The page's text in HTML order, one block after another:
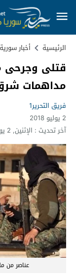
الرئيسية أخبار سورية
قتلى وجرحى
مداهمات
فريق التحرير1
2 يوليو 2018
آخر تحديث : الإثنين, 2 يوليو, 2018 - 6:08 مساءً
عناصر من